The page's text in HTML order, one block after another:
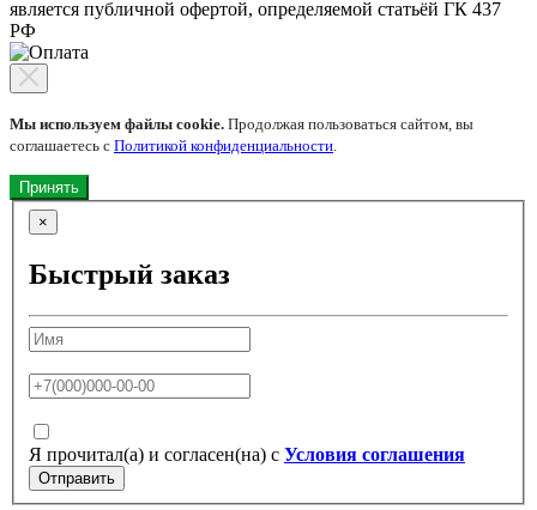
является публичной офертой, определяемой статьёй ГК 437
РФ
Мы используем файлы cookie. Продолжая пользоваться сайтом, вы
соглашаетесь с Политикой конфиденциальности.
Принять
×
Быстрый заказ
Я прочитал(а) и согласен(на) с Условия соглашения
Отправить